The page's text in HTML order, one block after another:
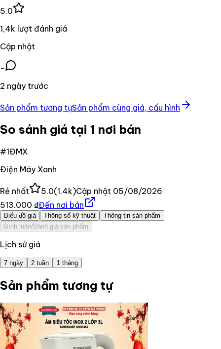
5.0
1,4k lượt đánh giá
Cập nhật
-
2 ngày trước
Sản phẩm tương tựSản phẩm cùng giá, cấu hình
So sánh giá tại 1 nơi bán
#1ĐMX
Điện Máy Xanh
Rẻ nhất 5.0(1,4k)Cập nhật 05/08/2026
513.000 ₫Đến nơi bán
Biểu đồ giá Thông số kỹ thuật
Thông tin sản phẩm
Bình luận/Đánh giá sản phẩm
Lịch sử giá
7 ngày 2 tuần 1 tháng
Sản phẩm tương tự